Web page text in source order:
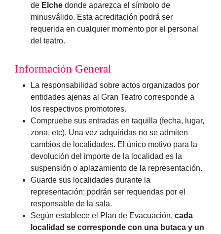
de Elche donde aparezca el símbolo de
minusválido. Esta acreditación podrá ser
requerida en cualquier momento por el personal
del teatro.
Información General
La responsabilidad sobre actos organizados por
entidades ajenas al Gran Teatro corresponde a
los respectivos promotores.
Compruebe sus entradas en taquilla (fecha, lugar,
zona, etc). Una vez adquiridas no se admiten
cambios de localidades. El único motivo para la
devolución del importe de la localidad es la
suspensión o aplazamiento de la representación.
Guarde sus localidades durante la
representación; podrán ser requeridas por el
responsable de la sala.
Según establece el Plan de Evacuación, cada
localidad se corresponde con una butaca y un